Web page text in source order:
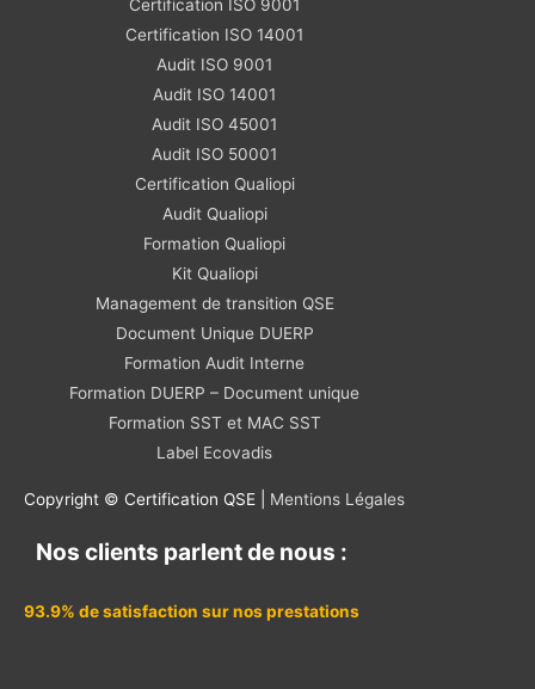
Certification ISO 9001
Certification ISO 14001
Audit ISO 9001
Audit ISO 14001
Audit ISO 45001
Audit ISO 50001
Certification Qualiopi
Audit Qualiopi
Formation Qualiopi
Kit Qualiopi
Management de transition QSE
Document Unique DUERP
Formation Audit Interne
Formation DUERP – Document unique
Formation SST et MAC SST
Label Ecovadis
Copyright © Certification QSE | Mentions Légales
Nos clients parlent de nous :
93.9% de satisfaction sur nos prestations